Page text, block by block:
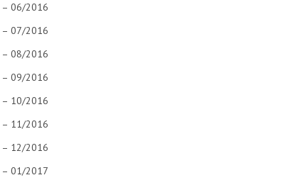
– 06/2016
– 07/2016
– 08/2016
– 09/2016
– 10/2016
– 11/2016
– 12/2016
– 01/2017